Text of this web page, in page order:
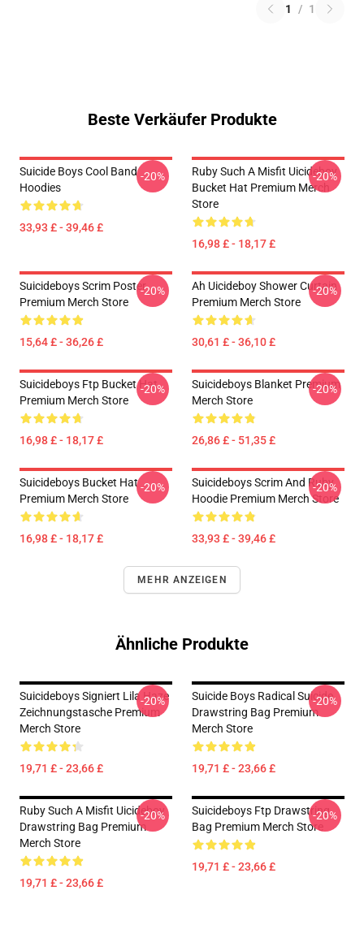
1 / 1
Beste Verkäufer Produkte
Suicide Boys Cool Band
Hoodies
33,93 £ - 39,46 £
-20%
Ruby Such A Misfit Uicideboy
Bucket Hat Premium Merch
Store
16,98 £ - 18,17 £
-20%
Suicideboys Scrim Poster
Premium Merch Store
15,64 £ - 36,26 £
-20%
Ah Uicideboy Shower Curtain
Premium Merch Store
30,61 £ - 36,10 £
-20%
Suicideboys Ftp Bucket Hat
Premium Merch Store
16,98 £ - 18,17 £
-20%
Suicideboys Blanket Premium
Merch Store
26,86 £ - 51,35 £
-20%
Suicideboys Bucket Hat
Premium Merch Store
16,98 £ - 18,17 £
-20%
Suicideboys Scrim And Ruby
Hoodie Premium Merch Store
33,93 £ - 39,46 £
-20%
MEHR ANZEIGEN
Ähnliche Produkte
Suicideboys Signiert Lila Haze
Zeichnungstasche Premium
Merch Store
19,71 £ - 23,66 £
-20%
Suicide Boys Radical Suicide
Drawstring Bag Premium
Merch Store
19,71 £ - 23,66 £
-20%
Ruby Such A Misfit Uicideboy
Drawstring Bag Premium
Merch Store
19,71 £ - 23,66 £
-20%
Suicideboys Ftp Drawstring
Bag Premium Merch Store
19,71 £ - 23,66 £
-20%